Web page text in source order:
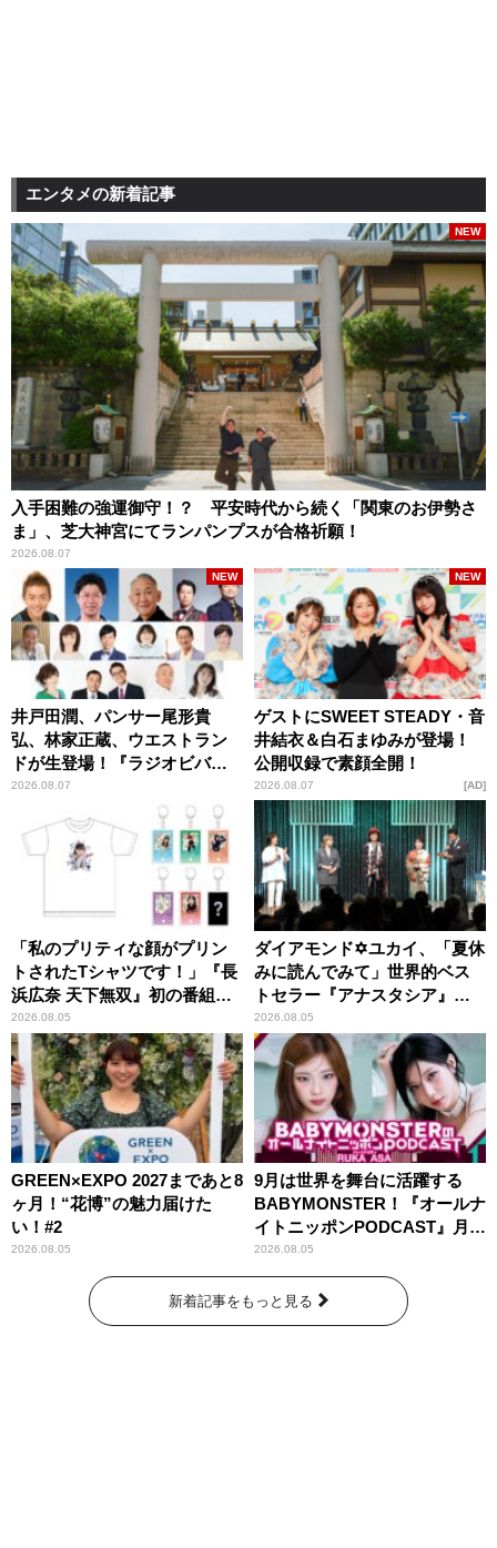
エンタメの新着記事
入手困難の強運御守！？ 平安時代から続く「関東のお伊勢さ
ま」、芝大神宮にてランパンプスが合格祈願！
2026.08.07
NEW
井戸田潤、パンサー尾形貴
弘、林家正蔵、ウエストラン
ドが生登場！『ラジオビバリ
ー昼ズ』
2026.08.07
NEW
ゲストにSWEET STEADY・音
井結衣＆白石まゆみが登場！
公開収録で素顔全開！
2026.08.07
NEW
AD
「私のプリティな顔がプリン
トされたTシャツです！」『長
浜広奈 天下無双』初の番組グ
ッズ発売
2026.08.05
ダイアモンド✡ユカイ、「夏休
みに読んでみて」世界的ベス
トセラー『アナスタシア』を
紹介
2026.08.05
GREEN×EXPO 2027まであと8
ヶ月！“花博”の魅力届けた
い！#2
2026.08.05
9月は世界を舞台に活躍する
BABYMONSTER！『オールナ
イトニッポンPODCAST』月替
わりパーソナリティ
2026.08.05
新着記事をもっと見る